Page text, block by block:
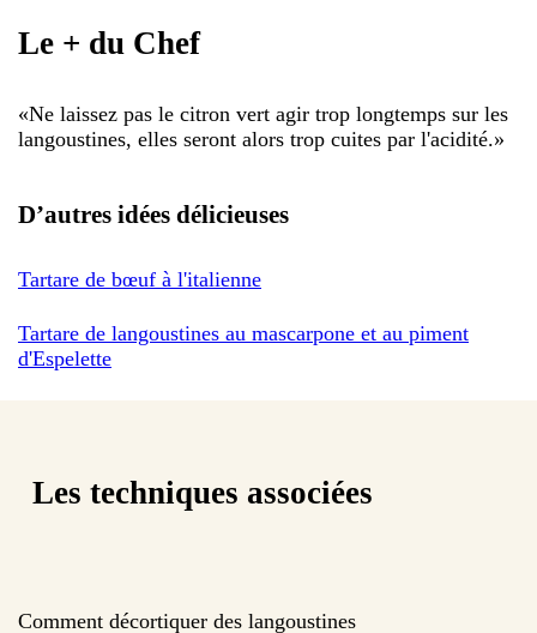
Le + du Chef
«Ne laissez pas le citron vert agir trop longtemps sur les
langoustines, elles seront alors trop cuites par l'acidité.»
D’autres idées délicieuses
Tartare de bœuf à l'italienne
Tartare de langoustines au mascarpone et au piment
d'Espelette
Les techniques associées
Comment décortiquer des langoustines